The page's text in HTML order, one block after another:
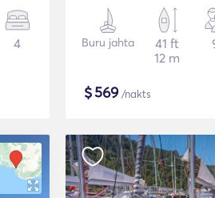
4 Buru jahta
41 ft
12 m
$569/nakts